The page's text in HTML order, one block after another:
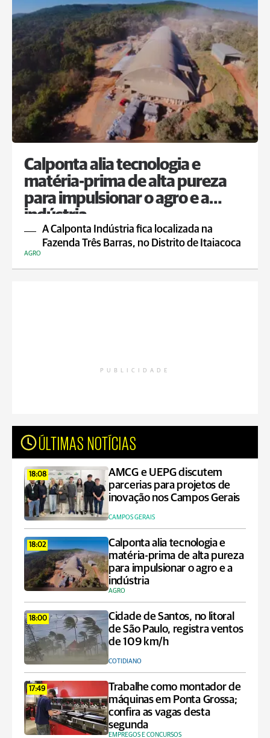
Calponta alia tecnologia e
matéria-prima de alta pureza
para impulsionar o agro e a
indústria
A Calponta Indústria fica localizada na
Fazenda Três Barras, no Distrito de Itaiacoca
AGRO
PUBLICIDADE
ÚLTIMAS NOTÍCIAS
18:08
AMCG e UEPG discutem
parcerias para projetos de
inovação nos Campos Gerais
CAMPOS GERAIS
18:02
Calponta alia tecnologia e
matéria-prima de alta pureza
para impulsionar o agro e a
indústria
AGRO
18:00
Cidade de Santos, no litoral
de São Paulo, registra ventos
de 109 km/h
COTIDIANO
17:49
Trabalhe como montador de
máquinas em Ponta Grossa;
confira as vagas desta
segunda
EMPREGOS E CONCURSOS